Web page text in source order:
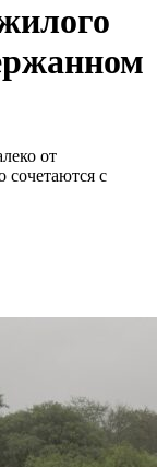
от
сочетаются с